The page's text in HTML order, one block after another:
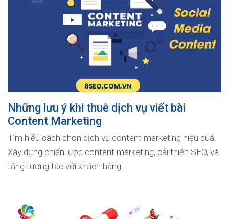
Những lưu ý khi thuê dịch vụ viết bài
Content Marketing
Tìm hiểu cách chọn dịch vụ content marketing hiệu quả.
Xây dựng chiến lược content marketing, cải thiện SEO, và
tăng tương tác với khách hàng...